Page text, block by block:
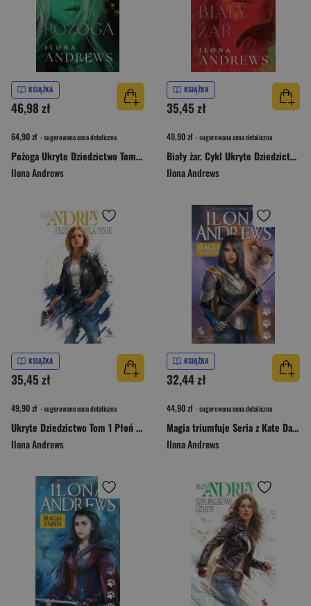
KSIĄŻKA
46,98 zł
64,90 zł - sugerowana cena detaliczna
Pożoga Ukryte Dziedzictwo Tom 3 oprawa zielona
Ilona Andrews
KSIĄŻKA
35,45 zł
49,90 zł - sugerowana cena detaliczna
Biały żar. Cykl Ukryte Dziedzictwo. Tom 2 (oprawa czerwona)
Ilona Andrews
KSIĄŻKA
35,45 zł
49,90 zł - sugerowana cena detaliczna
Ukryte Dziedzictwo Tom 1 Płoń dla mnie wydanie classic
Ilona Andrews
KSIĄŻKA
32,44 zł
44,90 zł - sugerowana cena detaliczna
Magia triumfuje Seria z Kate Daniels Tom 10
Ilona Andrews